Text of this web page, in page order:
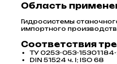
Область
Гидросистемы
импортного
Соответствия
ТУ 0253-053-
DIN 51524 ч. I; ISO 68